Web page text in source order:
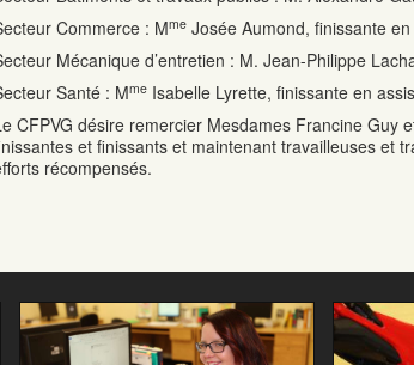
Commerce : Mme Josée Aumond, finissante
Mécanique d’entretien : M. Jean-Philippe
Santé : Mme Isabelle Lyrette, finissante en
CFPVG désire remercier Mesdames Francine Guy
et finissants et maintenant travailleuses et
récompensés.